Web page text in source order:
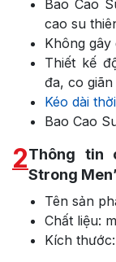
Bao Cao
cao su
Không
Thiết kế
đa, co
Kéo dài
Bao Cao
2Thông tin
Strong
Tên sản
Chất liệu:
Kích